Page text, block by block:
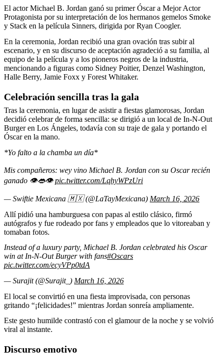
El actor Michael B. Jordan ganó su primer Óscar a Mejor Actor
Protagonista por su interpretación de los hermanos gemelos Smoke
y Stack en la película Sinners, dirigida por Ryan Coogler.
En la ceremonia, Jordan recibió una gran ovación tras subir al
escenario, y en su discurso de aceptación agradeció a su familia, al
equipo de la película y a los pioneros negros de la industria,
mencionando a figuras como Sidney Poitier, Denzel Washington,
Halle Berry, Jamie Foxx y Forest Whitaker.
Celebración sencilla tras la gala
Tras la ceremonia, en lugar de asistir a fiestas glamorosas, Jordan
decidió celebrar de forma sencilla: se dirigió a un local de In-N-Out
Burger en Los Ángeles, todavía con su traje de gala y portando el
Óscar en la mano.
*Yo falto a la chamba un día*
Mis compañeros: wey vino Michael B. Jordan con su Oscar recién
ganado 👁️👄👁️pic.twitter.com/LqhyWPzUri
— Swiftie Mexicana 🇲🇽 (@LaTayMexicana) March 16, 2026
Allí pidió una hamburguesa con papas al estilo clásico, firmó
autógrafos y fue rodeado por fans y empleados que lo vitoreaban y
tomaban fotos.
Instead of a luxury party, Michael B. Jordan celebrated his Oscar
win at In-N-Out Burger with fans#Oscars
pic.twitter.com/ecyVPp0tdA
— Surajit (@Surajit_) March 16, 2026
El local se convirtió en una fiesta improvisada, con personas
gritando “¡felicidades!” mientras Jordan sonreía ampliamente.
Este gesto humilde contrastó con el glamour de la noche y se volvió
viral al instante.
Discurso emotivo